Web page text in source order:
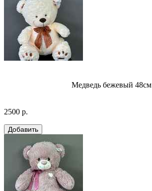
Медведь бежевый 48см
2500 р.